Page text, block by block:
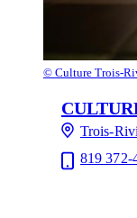
© Culture Trois-
Trois-
819 372-